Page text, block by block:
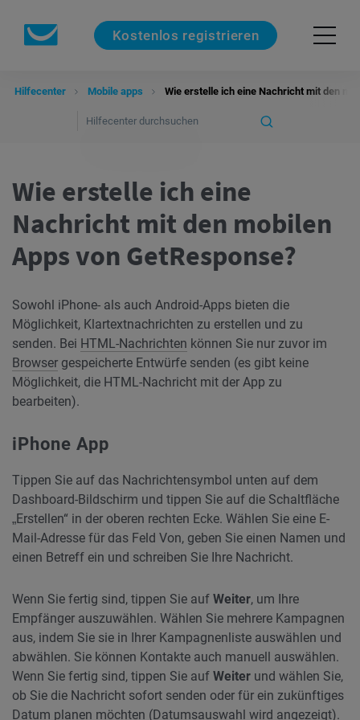
Kostenlos registrieren
Hilfecenter Mobile apps Wie erstelle ich eine Nachricht mit den
Wie erstelle ich eine
Nachricht mit den mobilen
Apps von GetResponse?
Sowohl iPhone- als auch Android-Apps bieten die
Möglichkeit, Klartextnachrichten zu erstellen und zu
senden. Bei HTML-Nachrichten können Sie nur zuvor im
Browser gespeicherte Entwürfe senden (es gibt keine
Möglichkeit, die HTML-Nachricht mit der App zu
bearbeiten).
iPhone App
Tippen Sie auf das Nachrichtensymbol unten auf dem
Dashboard-Bildschirm und tippen Sie auf die Schaltfläche
„Erstellen“ in der oberen rechten Ecke. Wählen Sie eine E-
Mail-Adresse für das Feld Von, geben Sie einen Namen und
einen Betreff ein und schreiben Sie Ihre Nachricht.
Wenn Sie fertig sind, tippen Sie auf Weiter, um Ihre
Empfänger auszuwählen. Wählen Sie mehrere Kampagnen
aus, indem Sie sie in Ihrer Kampagnenliste auswählen und
abwählen. Sie können Kontakte auch manuell auswählen.
Wenn Sie fertig sind, tippen Sie auf Weiter und wählen Sie,
ob Sie die Nachricht sofort senden oder für ein zukünftiges
Datum planen möchten (Datumsauswahl wird angezeigt).